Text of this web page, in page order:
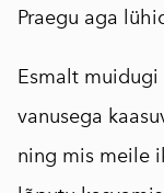
Praegu aga
Esmalt
vanusega
ning mis meile